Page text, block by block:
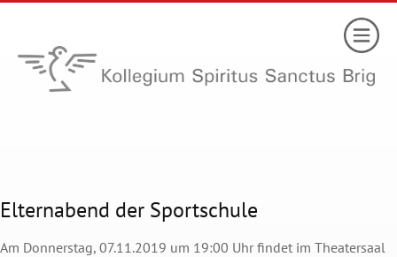
Elternabend der Sportschule
Am Donnerstag, 07.11.2019 um 19:00 Uhr findet im Theatersaal